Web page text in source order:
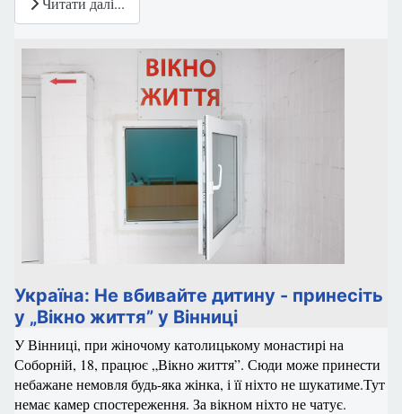
Україна: Не вбивайте дитину - принесіть
у „Вікно життя” у Вінниці
У Вінниці, при жіночому католицькому монастирі на
Соборній, 18, працює „Вікно життя”. Сюди може принести
небажане немовля будь-яка жінка, і її ніхто не шукатиме.Тут
немає камер спостереження. За вікном ніхто не чатує.